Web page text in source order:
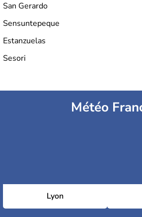
San Gerardo
Sensuntepeque
Estanzuelas
Sesori
Météo
Lyon